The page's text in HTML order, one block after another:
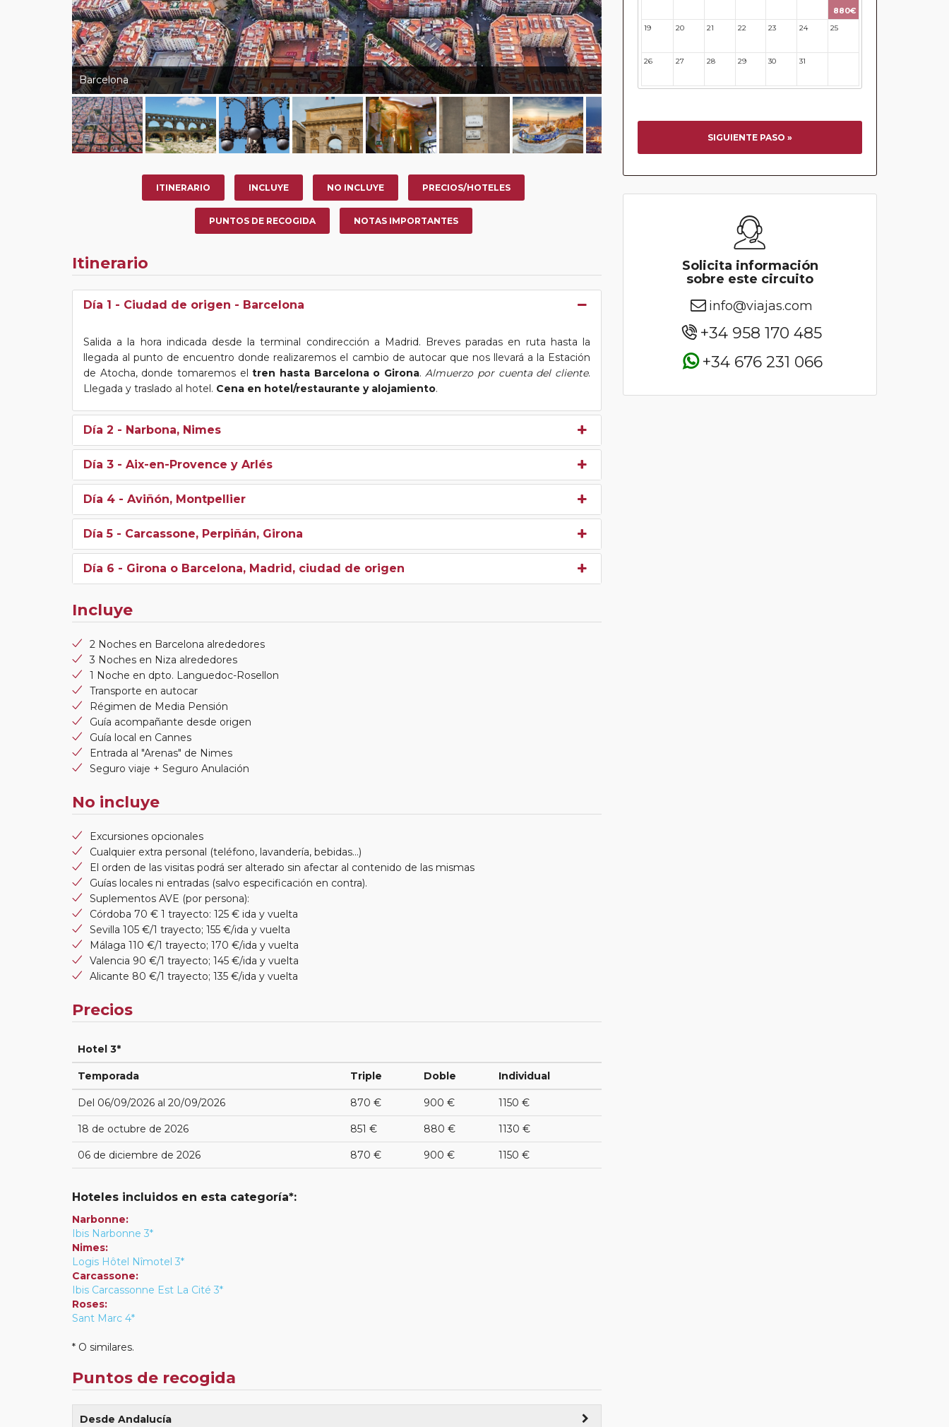
Barcelona
ITINERARIO INCLUYE NO INCLUYE PRECIOS/HOTELES
PUNTOS DE RECOGIDA NOTAS IMPORTANTES
Itinerario
Día 1 - Ciudad de origen - Barcelona
Salida a la hora indicada desde la terminal condirección a Madrid. Breves paradas en ruta hasta la
llegada al punto de encuentro donde realizaremos el cambio de autocar que nos llevará a la Estación
de Atocha, donde tomaremos eltren hasta Barcelona o Girona.Almuerzo por cuenta del cliente.
Llegada y traslado al hotel. Cena en hotel/restaurante y alojamiento.
Día 2 - Narbona, Nimes
Día 3 - Aix-en-Provence y Arlés
Día 4 - Aviñón, Montpellier
Día 5 - Carcassone, Perpiñán, Girona
Día 6 - Girona o Barcelona, Madrid, ciudad de origen
Incluye
2 Noches en Barcelona alrededores
3 Noches en Niza alrededores
1 Noche en dpto. Languedoc-Rosellon
Transporte en autocar
Régimen de Media Pensión
Guía acompañante desde origen
Guía local en Cannes
Entrada al "Arenas" de Nimes
Seguro viaje + Seguro Anulación
No incluye
Excursiones opcionales
Cualquier extra personal (teléfono, lavandería, bebidas...)
El orden de las visitas podrá ser alterado sin afectar al contenido de las mismas
Guías locales ni entradas (salvo especificación en contra).
Suplementos AVE (por persona):
Córdoba 70 € 1 trayecto: 125 € ida y vuelta
Sevilla 105 €/1 trayecto; 155 €/ida y vuelta
Málaga 110 €/1 trayecto; 170 €/ida y vuelta
Valencia 90 €/1 trayecto; 145 €/ida y vuelta
Alicante 80 €/1 trayecto; 135 €/ida y vuelta
Precios
Hotel 3*
Temporada Triple Doble Individual
Del 06/09/2026 al 20/09/2026 870 € 900 € 1150 €
18 de octubre de 2026 851 € 880 € 1130 €
06 de diciembre de 2026 870 € 900 € 1150 €
Hoteles incluidos en esta categoría*:
Narbonne:
Ibis Narbonne 3*
Nimes:
Logis Hôtel Nîmotel 3*
Carcassone:
Ibis Carcassonne Est La Cité 3*
Roses:
Sant Marc 4*
* O similares.
Puntos de recogida
Desde Andalucía
880€
19 20 21 22 23 24 25
26 27 28 29 30 31
SIGUIENTE PASO »
Solicita información
sobre este circuito
info@viajas.com
+34 958 170 485
+34 676 231 066